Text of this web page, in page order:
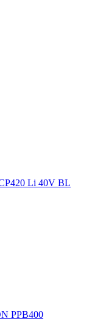
Li 40V BL
PPB400